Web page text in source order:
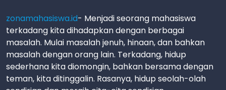
zonamahasiswa.id- Menjadi seorang mahasiswa
terkadang kita dihadapkan dengan berbagai
masalah. Mulai masalah jenuh, hinaan, dan bahkan
masalah dengan orang lain. Terkadang, hidup
sederhana kita diomongin, bahkan bersama dengan
teman, kita ditinggalin. Rasanya, hidup seolah-olah